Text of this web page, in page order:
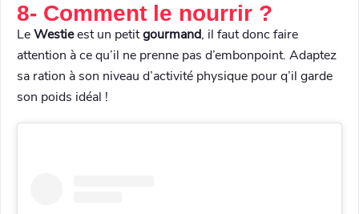
8- Comment le nourrir ?
LeWestieest un petitgourmand, il faut donc faire
attention à ce qu’il ne prenne pas d’embonpoint. Adaptez
sa ration à son niveau d’activité physique pour q’il garde
son poids idéal !